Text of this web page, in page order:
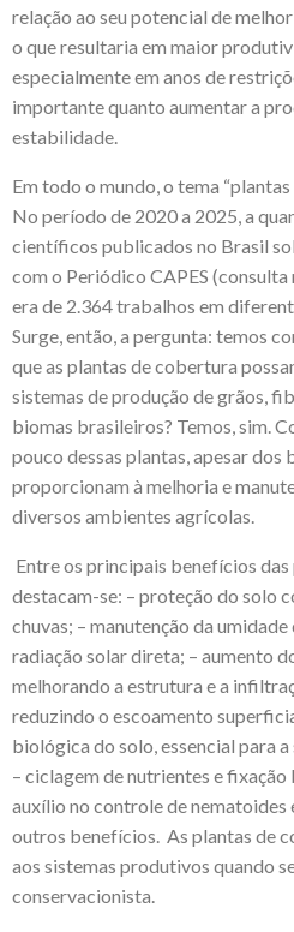
relação ao seu potencial de
o que resultaria em maior
especialmente em anos de
importante quanto aumentar a
estabilidade.
Em todo o mundo, o tema
No período de 2020 a 2025, a
científicos publicados no Brasil
com o Periódico CAPES
era de 2.364 trabalhos em
Surge, então, a pergunta: temos
que as plantas de cobertura
sistemas de produção de grãos,
biomas brasileiros? Temos, sim.
pouco dessas plantas, apesar
proporcionam à melhoria e
diversos ambientes agrícolas.
Entre os principais benefícios
destacam-se: – proteção do solo
chuvas; – manutenção da
radiação solar direta; – aumento
melhorando a estrutura e a
reduzindo o escoamento
biológica do solo, essencial para
– ciclagem de nutrientes e
auxílio no controle de nematoides
outros benefícios. As plantas de
aos sistemas produtivos quando
conservacionista.